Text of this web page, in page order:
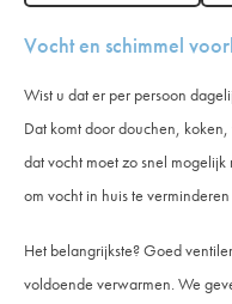
Vocht en schimmel
Wist u dat er per persoon
Dat komt door douchen,
dat vocht moet zo snel
om vocht in huis te
Het belangrijkste? Goed
voldoende verwarmen. We